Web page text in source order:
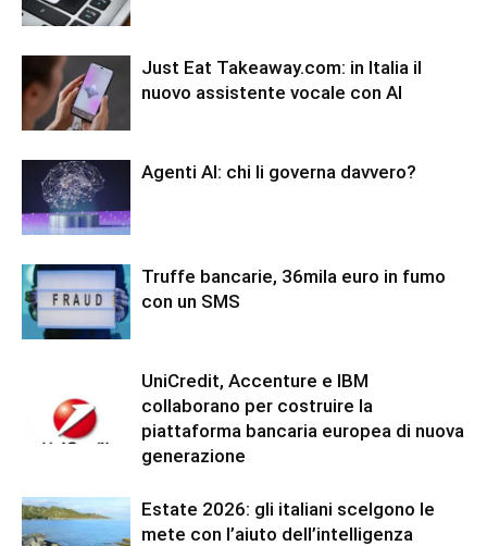
Just Eat Takeaway.com: in Italia il
nuovo assistente vocale con AI
Agenti AI: chi li governa davvero?
Truffe bancarie, 36mila euro in fumo
con un SMS
UniCredit, Accenture e IBM
collaborano per costruire la
piattaforma bancaria europea di nuova
generazione
Estate 2026: gli italiani scelgono le
mete con l’aiuto dell’intelligenza